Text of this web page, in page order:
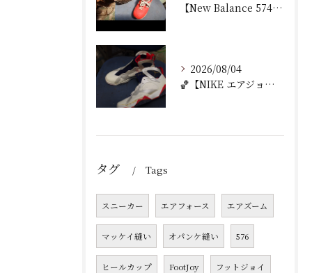
【New Balance 574 修理｜ウェッジヒール加水分...
2026/08/04
🏀【NIKE エアジョーダン7 加水分解修理｜ミッドソール交...
タグ Tags
スニーカー エアフォース エアズーム
マッケイ縫い オパンケ縫い 576
ヒールカップ FootJoy フットジョイ